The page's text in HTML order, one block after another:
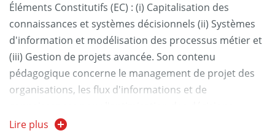
Éléments Constitutifs (EC) : (i) Capitalisation des
connaissances et systèmes décisionnels (ii) Systèmes
d'information et modélisation des processus métier et
(iii) Gestion de projets avancée. Son contenu
pédagogique concerne le management de projet des
organisations, les flux d'informations et de
Lire plus